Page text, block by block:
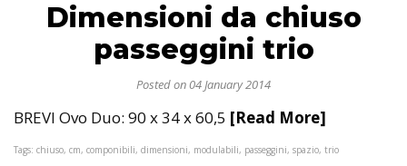
Dimensioni da chiuso
passeggini trio
Posted on 04 January 2014
BREVI Ovo Duo: 90 x 34 x 60,5 [Read More]
Tags: chiuso, cm, componibili, dimensioni, modulabili, passeggini, spazio, trio